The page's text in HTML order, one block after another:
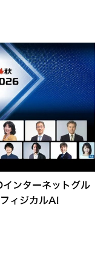
ンターネットグル
ィジカルAI